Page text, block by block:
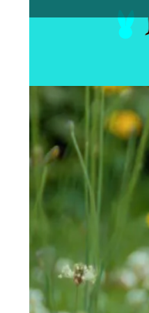
Ce site et des sites tiers qu'il utilise